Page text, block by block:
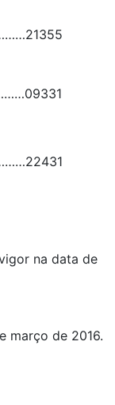
21355
09331
22431
na data de
março de 2016.